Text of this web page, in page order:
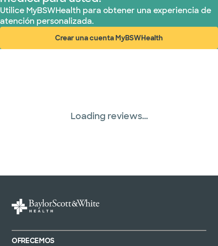
United HealthCare (28 planes)
WellMed (15 planes)
Utilice MyBSWHealth para obtener una experiencia de
atención personalizada.
Crear una cuenta MyBSWHealth
(abre en ventana nueva)
Loading reviews...
OFRECEMOS